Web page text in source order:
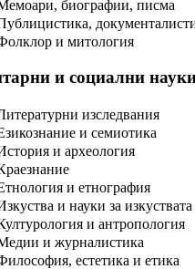
биографии, писма
и митология
и социални
изследвания
и семиотика
и археология
и етнография
и науки за изкуствата
и антропология
и журналистика
естетика и етика